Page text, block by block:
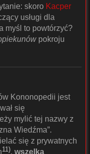
skoro Kacper
usługi dla
myśl to powtórzyć?
pokroju
Kononopedii jest
się
mylić tej nazwy z
Wiedźma”.
się z prywatnych
11), wszelka